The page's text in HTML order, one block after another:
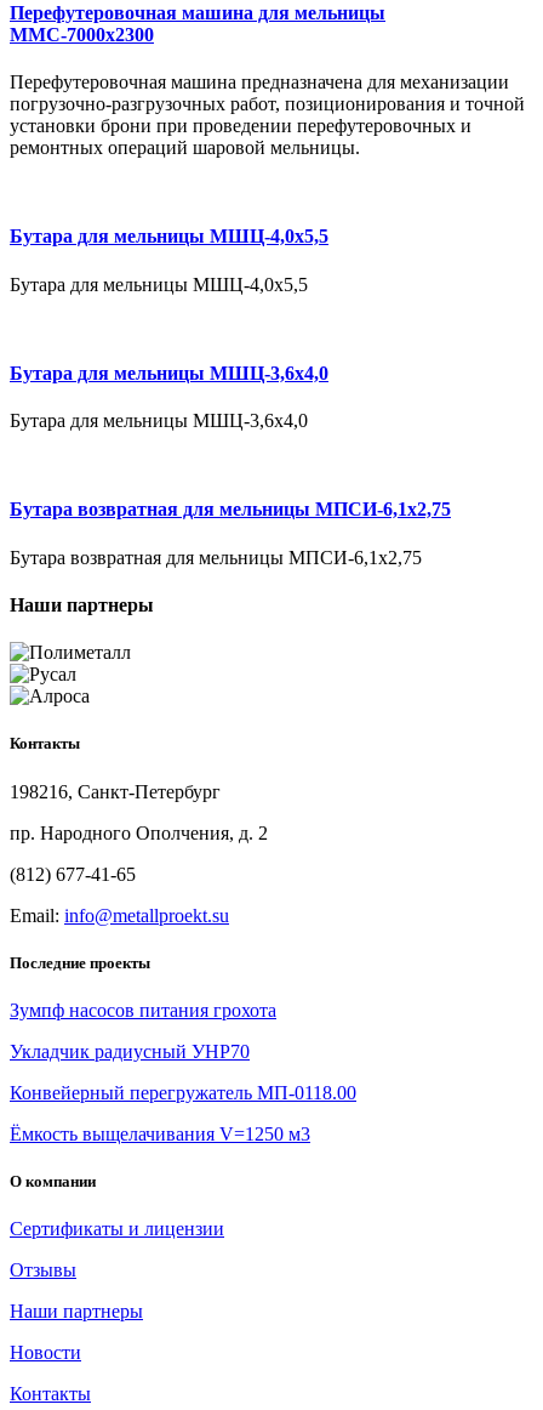
Перефутеровочная машина для мельницы
ММС-7000х2300
Перефутеровочная машина предназначена для механизации
погрузочно-разгрузочных работ, позиционирования и точной
установки брони при проведении перефутеровочных и
ремонтных операций шаровой мельницы.
Бутара для мельницы МШЦ-4,0x5,5
Бутара для мельницы МШЦ-4,0x5,5
Бутара для мельницы МШЦ-3,6x4,0
Бутара для мельницы МШЦ-3,6x4,0
Бутара возвратная для мельницы МПСИ-6,1x2,75
Бутара возвратная для мельницы МПСИ-6,1x2,75
Наши партнеры
Контакты
198216, Санкт-Петербург
пр. Народного Ополчения, д. 2
(812) 677-41-65
Email: info@metallproekt.su
Последние проекты
Зумпф насосов питания грохота
Укладчик радиусный УНР70
Конвейерный перегружатель МП-0118.00
Ёмкость выщелачивания V=1250 м3
О компании
Сертификаты и лицензии
Отзывы
Наши партнеры
Новости
Контакты